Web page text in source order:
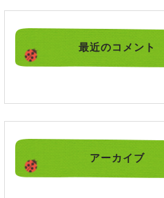
最近のコメント
アーカイブ